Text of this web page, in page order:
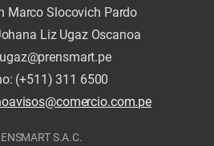
Marco Slocovich Pardo
Liz Ugaz Oscanoa
(+511) 311 6500
S.A.C.